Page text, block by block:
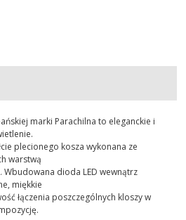
marki Parachilna to eleganckie i
plecionego kosza wykonana ze
warstwą
dioda LED wewnątrz
miękkie
łączenia poszczególnych kloszy w